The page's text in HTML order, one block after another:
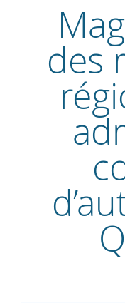
des